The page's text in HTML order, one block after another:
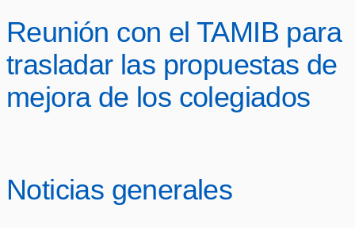
Reunión con el TAMIB para
trasladar las propuestas de
mejora de los colegiados
Noticias generales